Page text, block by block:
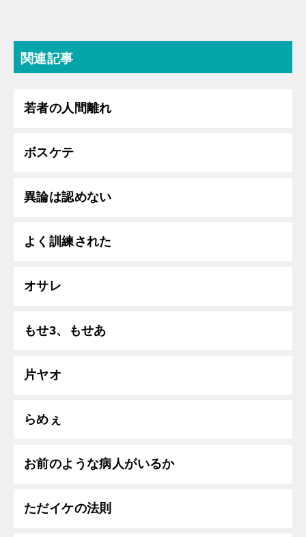
関連記事
若者の人間離れ
ボスケテ
異論は認めない
よく訓練された
オサレ
もせ3、もせあ
片ヤオ
らめぇ
お前のような病人がいるか
ただイケの法則